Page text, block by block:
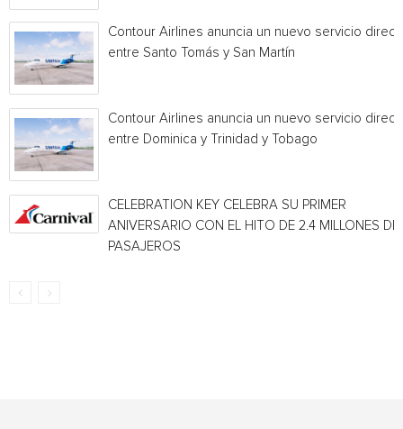
Contour Airlines anuncia un nuevo servicio
entre Santo Tomás y San Martín
Contour Airlines anuncia un nuevo servicio
entre Dominica y Trinidad y Tobago
CELEBRATION KEY CELEBRA SU PRIMER
ANIVERSARIO CON EL HITO DE 2.4 MILLONES DE
PASAJEROS